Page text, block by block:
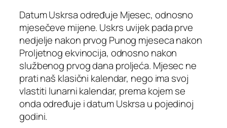
Datum Uskrsa određuje Mjesec, odnosno
mjesečeve mijene. Uskrs uvijek pada prve
nedjelje nakon prvog Punog mjeseca nakon
Proljetnog ekvinocija, odnosno nakon
službenog prvog dana proljeća. Mjesec ne
prati naš klasični kalendar, nego ima svoj
vlastiti lunarni kalendar, prema kojem se
onda određuje i datum Uskrsa u pojedinoj
godini.